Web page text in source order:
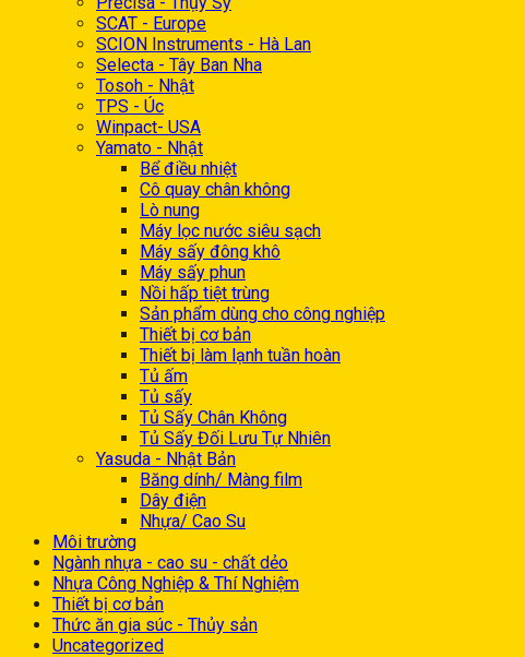
SCAT - Europe
SCION Instruments - Hà Lan
Selecta - Tây Ban Nha
Tosoh - Nhật
TPS - Úc
Winpact- USA
Yamato - Nhật
Bể điều nhiệt
Cô quay chân không
Lò nung
Máy lọc nước siêu sạch
Máy sấy đông khô
Máy sấy phun
Nồi hấp tiệt trùng
Sản phẩm dùng cho công nghiệp
Thiết bị cơ bản
Thiết bị làm lạnh tuần hoàn
Tủ ấm
Tủ sấy
Tủ Sấy Chân Không
Tủ Sấy Đối Lưu Tự Nhiên
Yasuda - Nhật Bản
Băng dính/ Màng film
Dây điện
Nhựa/ Cao Su
Môi trường
Ngành nhựa - cao su - chất dẻo
Nhựa Công Nghiệp & Thí Nghiệm
Thiết bị cơ bản
Thức ăn gia súc - Thủy sản
Uncategorized